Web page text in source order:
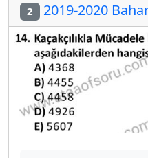
2 2019-2020